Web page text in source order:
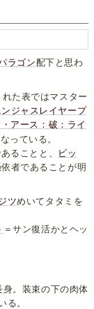
ラゴン配下と思わ
た表ではマスター
ンジャスレイヤープ
アース：破：ライ
っている。
ることと、
ビッ
者であることが明
ツめいてタタミを
＝サン復活かとヘッ
。装束の下の肉体
る。